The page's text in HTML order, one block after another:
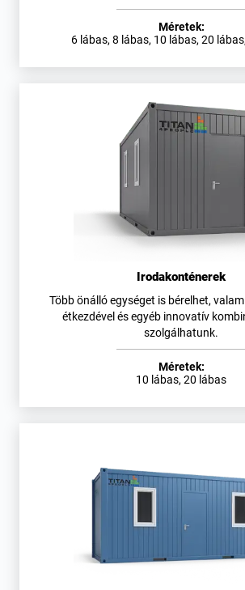
Méretek:
6 lábas, 8 lábas, 10 lábas, 20
Irodakonténerek
Több önálló egységet is bérelhet,
étkezdével és egyéb innovatív
szolgálhatunk.
Méretek:
10 lábas, 20 lábas